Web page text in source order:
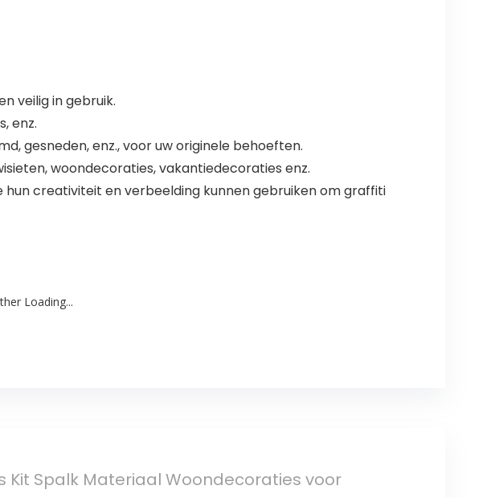
veilig in gebruik.
enz.
gesneden, enz., voor uw originele behoeften.
woondecoraties, vakantiedecoraties enz.
creativiteit en verbeelding kunnen gebruiken om graffiti
Loading...
Kit Spalk Materiaal Woondecoraties voor